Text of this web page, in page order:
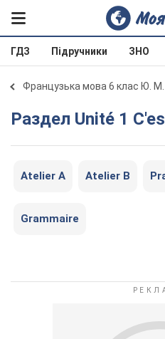
ГДЗ Підручники ЗНО
Французька мова 6 клас Ю. М.
Раздел Unité 1
Atelier A Atelier B
Grammaire